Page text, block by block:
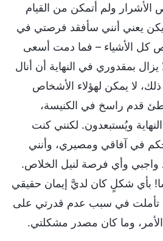
ولم أتمكن من القيام
يكن يعني أنني سأفقد فرصتي في
كل الأشياء – فما دمت أسعى
بمقدوري في النهاية أن أنال
لا يمكن لهؤلاء الأشخاص
قدم راسخ في الكنيسة،
ويُستبعدون. لكنني كنت
في آفاقي ومصيري، وأنني
واجبي وأي فرصة لنيل الخلاص.
بأي شكلٍ كان لديَّ إيمان حقيقي
تأملت في سبب عدم قدرتي على
وما كان مصدر مشكلتي.